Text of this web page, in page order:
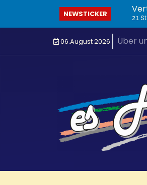
NEWSTICKER
21
06.August 2026 Über